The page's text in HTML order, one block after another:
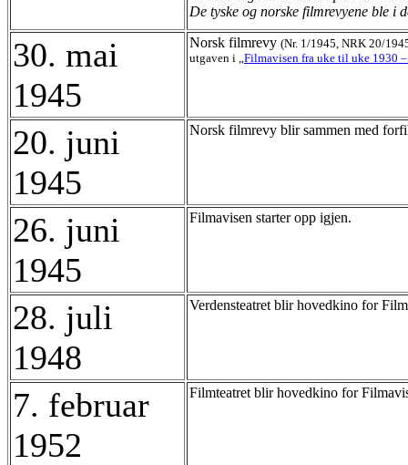
De tyske og norske filmrevyene ble i
30. mai
1945
Norsk filmrevy (Nr. 1/1945, NRK 20/
utgaven i „Filmavisen fra uke til uke 1930
20. juni
1945
Norsk filmrevy blir sammen med
26. juni
1945
Filmavisen starter opp igjen.
28. juli
1948
Verdensteatret blir hovedkino for
7. februar
1952
Filmteatret blir hovedkino for